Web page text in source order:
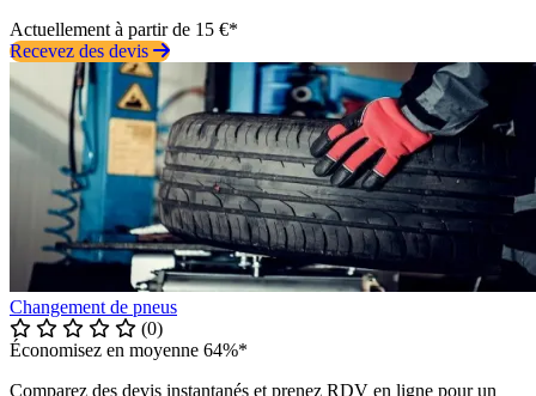
Actuellement à partir de 15 €*
Recevez des devis
Changement de pneus
(0)
Économisez en moyenne 64%*
Comparez des devis instantanés et prenez RDV en ligne pour un